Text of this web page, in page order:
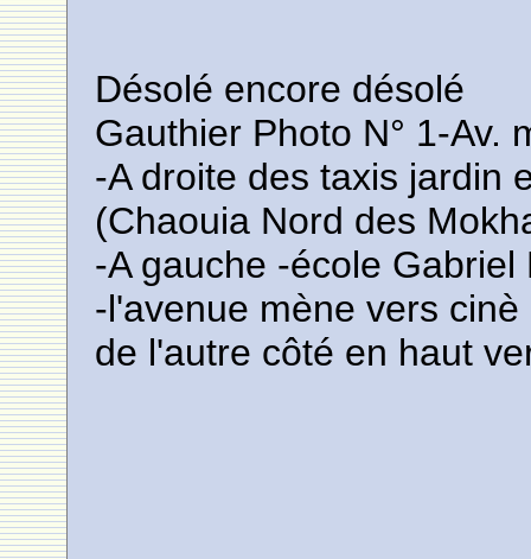
Désolé encore désolé
Gauthier Photo N° 1-Av.
-A droite des taxis jardin
(Chaouia Nord des
-A gauche -école Gabriel
-l'avenue mène vers
de l'autre côté en haut